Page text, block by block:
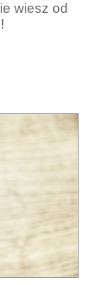
wiesz od